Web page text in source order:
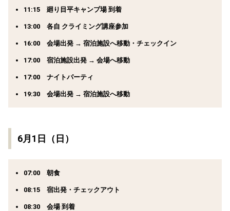
11:15 廻り目平キャンプ場 到着
13:00 各自 クライミング講座参加
16:00 会場出発 → 宿泊施設へ移動・チェックイン
17:00 宿泊施設出発 → 会場へ移動
17:00 ナイトパーティ
19:30 会場出発 → 宿泊施設へ移動
6月1日（日）
07:00 朝食
08:15 宿出発・チェックアウト
08:30 会場 到着